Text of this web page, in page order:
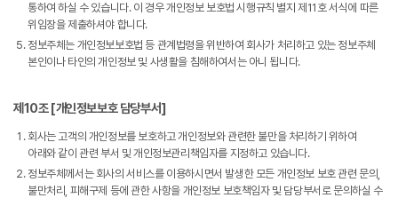
통하여 하실 수 있습니다. 이 경우 개인정보 보호법 시행규칙 별지 제11호 서식에 따른
위임장을 제출하셔야 합니다.
정보주체는 개인정보보호법 등 관계법령을 위반하여 회사가 처리하고 있는 정보주체
본인이나 타인의 개인정보 및 사생활을 침해하여서는 아니 됩니다.
제10조 [개인정보보호 담당부서]
회사는 고객의 개인정보를 보호하고 개인정보와 관련한 불만을 처리하기 위하여
아래와 같이 관련 부서 및 개인정보관리책임자를 지정하고 있습니다.
정보주체께서는 회사의 서비스를 이용하시면서 발생한 모든 개인정보 보호 관련 문의,
불만처리, 피해구제 등에 관한 사항을 개인정보 보호책임자 및 담당부서로 문의하실 수